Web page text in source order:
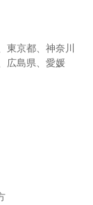
東京都、神奈川
広島県、愛媛